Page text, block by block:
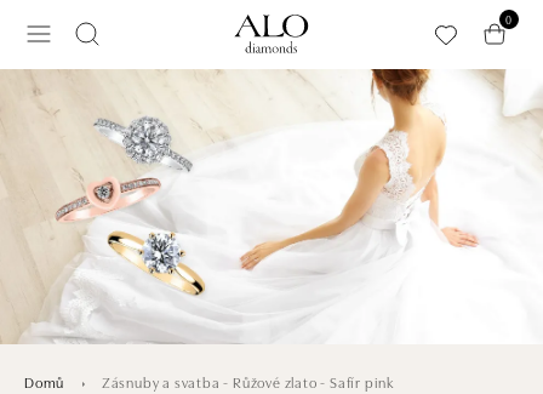
0
Domů Zásnuby a svatba - Růžové zlato - Safír pink